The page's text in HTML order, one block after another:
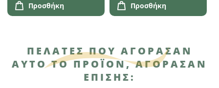
Προσθήκη Προσθήκη
ΠΕΛΆΤΕΣ ΠΟΥ ΑΓΌΡΑΣΑΝ
ΑΥΤΌ ΤΟ ΠΡΟΪΌΝ, ΑΓΌΡΑΣΑΝ
ΕΠΊΣΗΣ: